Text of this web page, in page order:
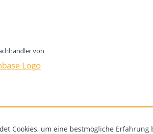
von
Cookies, um eine bestmögliche Erfahrung